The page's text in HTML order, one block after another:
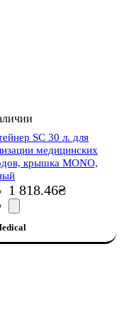
SC 30 л. для
медицинских
крышка MONO,
1 818.46₴